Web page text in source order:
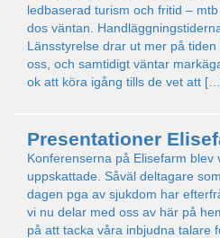
ledbaserad turism och fritid –
dos väntan.
Länsstyrelse drar ut mer på
oss, och samtidigt väntar
ok att köra igång tills de vet att
Presentationer
Konferenserna på Elisefarm blev
uppskattade. Såväl deltagare
dagen pga av sjukdom har
vi nu delar med oss av här på
på att tacka våra inbjudna talare